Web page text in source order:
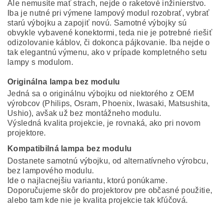
Ale nemusíte mať strach, nejde o raketové inžinierstvo.
Iba je nutné pri výmene lampový modul rozobrať, vybrať
starú výbojku a zapojiť novú. Samotné výbojky sú
obvykle vybavené konektormi, teda nie je potrebné riešiť
odizolovanie káblov, či dokonca pájkovanie. Iba nejde o
tak elegantnú výmenu, ako v prípade kompletného setu
lampy s modulom.
Originálna lampa bez modulu
Jedná sa o originálnu výbojku od niektorého z OEM
výrobcov (Philips, Osram, Phoenix, Iwasaki, Matsushita,
Ushio), avšak už bez montážneho modulu.
Výsledná kvalita projekcie, je rovnaká, ako pri novom
projektore.
Kompatibilná lampa bez modulu
Dostanete samotnú výbojku, od alternatívneho výrobcu,
bez lampového modulu.
Ide o najlacnejšiu variantu, ktorú ponúkame.
Doporučujeme skôr do projektorov pre občasné použitie,
alebo tam kde nie je kvalita projekcie tak kľúčová.